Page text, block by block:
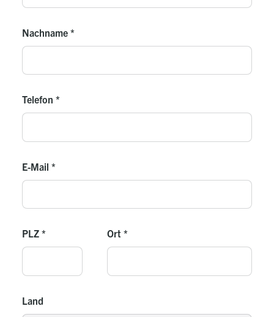
Nachname *
Telefon *
E-Mail *
PLZ * Ort *
Land